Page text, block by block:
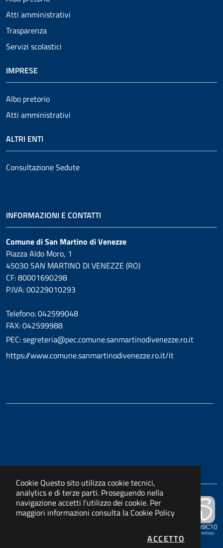
Cookie Questo sito utilizza cookie tecnici,
analytics e di terze parti. Proseguendo nella
navigazione accetti l'utilizzo dei cookie. Per
maggiori informazioni consulta la Cookie Policy
ACCETTO I
Atti amministrativi
Trasparenza
Servizi scolastici
IMPRESE
Albo pretorio
Atti amministrativi
ALTRI ENTI
Consultazione Sedute
INFORMAZIONI E CONTATTI
Comune di San Martino di Venezze
Piazza Aldo Moro, 1
45030 SAN MARTINO DI VENEZZE (RO)
CF: 80001690298
P.IVA: 00229010293
Telefono: 042599048
FAX: 042599988
PEC: segreteria@pec.comune.sanmartinodivenezze.ro.it
https://www.comune.sanmartinodivenezze.ro.it/it
Powered by
APKAPPA s.r.l.